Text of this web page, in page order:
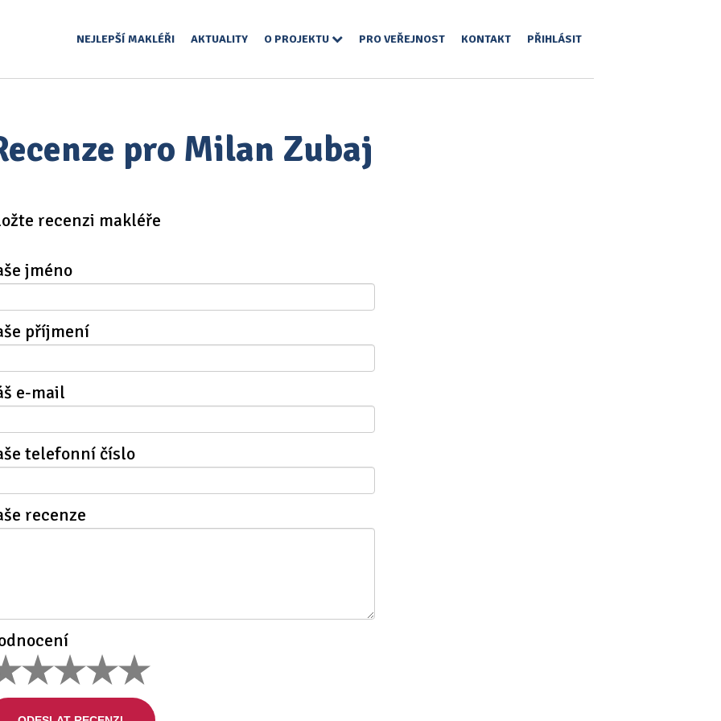
NEJLEPŠÍ MAKLÉŘI AKTUALITY O PROJEKTU PRO VEŘEJNOST KONTAKT PŘIHLÁSIT
pro Milan Zubaj
recenzi makléře
jméno
příjmení
e-mail
telefonní číslo
recenze